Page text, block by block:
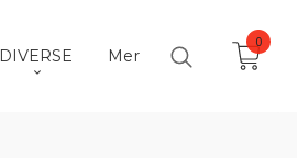
DIVERSE Mer
0